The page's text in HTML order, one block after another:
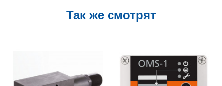
Так же смотрят